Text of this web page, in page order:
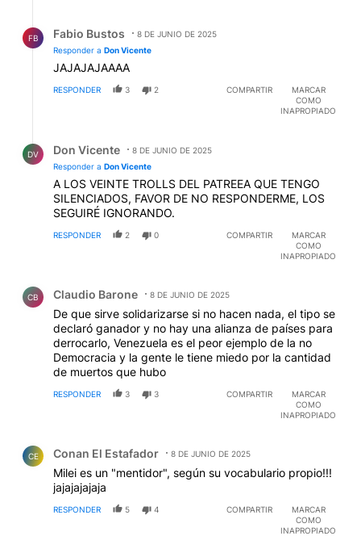
FB Fabio Bustos
8 DE JUNIO DE 2025
Responder a Don Vicente
JAJAJAJAAAA
RESPONDER 3 2 COMPARTIR
MARCAR
COMO
INAPROPIADO
DV Don Vicente
8 DE JUNIO DE 2025
Responder a Don Vicente
A LOS VEINTE TROLLS DEL PATREEA QUE TENGO
SILENCIADOS, FAVOR DE NO RESPONDERME, LOS
SEGUIRÉ IGNORANDO.
RESPONDER 2 0 COMPARTIR
MARCAR
COMO
INAPROPIADO
CB Claudio Barone 8 DE JUNIO DE 2025
De que sirve solidarizarse si no hacen nada, el tipo se
declaró ganador y no hay una alianza de países para
derrocarlo, Venezuela es el peor ejemplo de la no
Democracia y la gente le tiene miedo por la cantidad
de muertos que hubo
RESPONDER 3 3 COMPARTIR
MARCAR
COMO
INAPROPIADO
CE Conan El Estafador 8 DE JUNIO DE 2025
Milei es un "mentidor", según su vocabulario propio!!!
jajajajajaja
RESPONDER 5 4 COMPARTIR
MARCAR
COMO
INAPROPIADO